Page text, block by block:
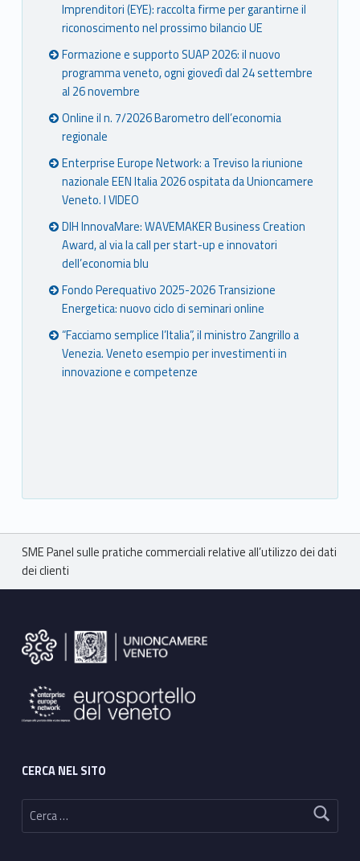
Imprenditori (EYE): raccolta firme per garantirne il
riconoscimento nel prossimo bilancio UE
Formazione e supporto SUAP 2026: il nuovo
programma veneto, ogni giovedì dal 24 settembre
al 26 novembre
Online il n. 7/2026 Barometro dell’economia
regionale
Enterprise Europe Network: a Treviso la riunione
nazionale EEN Italia 2026 ospitata da Unioncamere
Veneto. I VIDEO
DIH InnovaMare: WAVEMAKER Business Creation
Award, al via la call per start-up e innovatori
dell’economia blu
Fondo Perequativo 2025-2026 Transizione
Energetica: nuovo ciclo di seminari online
“Facciamo semplice l’Italia”, il ministro Zangrillo a
Venezia. Veneto esempio per investimenti in
innovazione e competenze
Breadcrumbs navigation
SME Panel sulle pratiche commerciali relative all’utilizzo dei dati
dei clienti
CERCA NEL SITO
Ricerca per: